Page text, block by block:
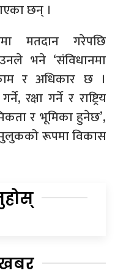
छन् ।
मतदान गरेपछि
उनले भने ‘संविधानमा
काम र अधिकार छ ।
रक्षा गर्ने र राष्ट्रिय
र भूमिका हुनेछ’,
रूपमा विकास